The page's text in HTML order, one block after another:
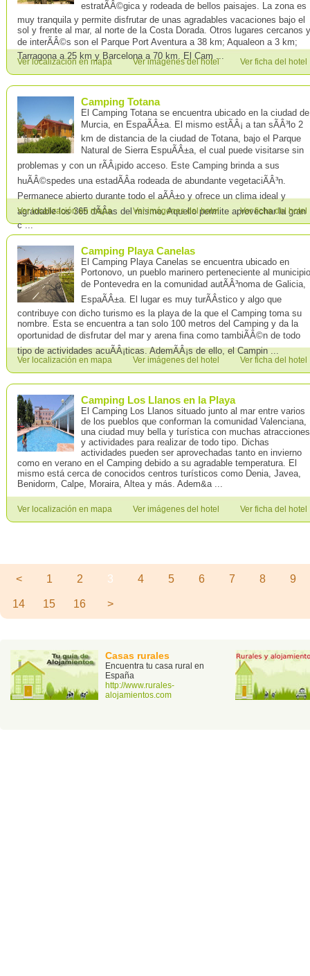
estratÃÂ©gica y rodeada de bellos paisajes. La zona es
muy tranquila y permite disfrutar de unas agradables vacaciones bajo el
sol y frente al mar, al norte de la Costa Dorada. Otros lugares cercanos y
de interÃÂ©s son el Parque Port Aventura a 38 km; Aqualeon a 3 km;
Tarragona a 25 km y Barcelona a 70 km. El Cam ...
Ver localización en mapa Ver imágenes del hotel Ver ficha del hotel
Camping Totana
El Camping Totana se encuentra ubicado en la ciudad de
Murcia, en EspaÃÂ±a. El mismo estÃÂ¡ a tan sÃÂ³lo 2
km de distancia de la ciudad de Totana, bajo el Parque
Natural de Sierra EspuÃÂ±a, el cual puede visitarse sin
problemas y con un rÃÂ¡pido acceso. Este Camping brinda a sus
huÃÂ©spedes una estadÃÂ­a rodeada de abundante vegetaciÃÂ³n.
Permanece abierto durante todo el aÃÂ±o y ofrece un clima ideal y
agradable los 365 dÃÂ­as del mismo. Aquello permite aprovechar la gran
c ...
Ver localización en mapa Ver imágenes del hotel Ver ficha del hotel
Camping Playa Canelas
El Camping Playa Canelas se encuentra ubicado en
Portonovo, un pueblo marinero perteneciente al municipio
de Pontevedra en la comunidad autÃÂ³noma de Galicia,
EspaÃÂ±a. El lugar es muy turÃÂ­stico y algo que
contribuye con dicho turismo es la playa de la que el Camping toma su
nombre. Esta se encuentra a tan solo 100 metros del Camping y da la
oportunidad de disfrutar del mar y arena fina como tambiÃÂ©n de todo
tipo de actividades acuÃÂ¡ticas. AdemÃÂ¡s de ello, el Campin ...
Ver localización en mapa Ver imágenes del hotel Ver ficha del hotel
Camping Los Llanos en la Playa
El Camping Los Llanos situado junto al mar entre varios
de los pueblos que conforman la comunidad Valenciana,
una ciudad muy bella y turística con muchas atracciones
y actividades para realizar de todo tipo. Dichas
actividades pueden ser aprovechadas tanto en invierno
como en verano en el Camping debido a su agradable temperatura. El
mismo está cerca de conocidos centros turísticos como Denia, Javea,
Benidorm, Calpe, Moraira, Altea y más. Adem&a ...
Ver localización en mapa Ver imágenes del hotel Ver ficha del hotel
< 1 2 3 4 5 6 7 8 9
14 15 16 >
Casas rurales
Encuentra tu casa rural en
España
http://www.rurales-
alojamientos.com